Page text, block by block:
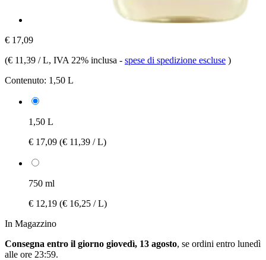
€ 17,09
(€ 11,39 / L, IVA 22% inclusa - spese di spedizione escluse )
Contenuto: 1,50 L
1,50 L
€ 17,09 (€ 11,39 / L)
750 ml
€ 12,19 (€ 16,25 / L)
In Magazzino
Consegna entro il giorno giovedì, 13 agosto, se ordini entro lunedì
alle ore 23:59.